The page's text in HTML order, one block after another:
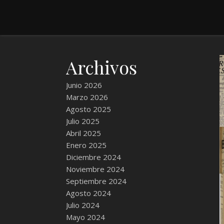
Archivos
Junio 2026
Marzo 2026
Agosto 2025
Julio 2025
Abril 2025
Enero 2025
Diciembre 2024
Noviembre 2024
Septiembre 2024
Agosto 2024
Julio 2024
Mayo 2024